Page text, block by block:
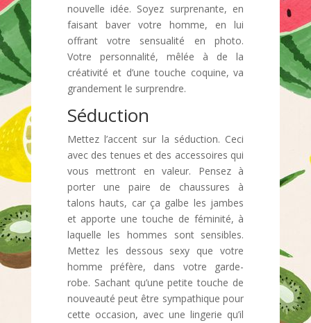
nouvelle idée. Soyez surprenante, en
faisant baver votre homme, en lui
offrant votre sensualité en photo.
Votre personnalité, mêlée à de la
créativité et d’une touche coquine, va
grandement le surprendre.
Séduction
Mettez l’accent sur la séduction. Ceci
avec des tenues et des accessoires qui
vous mettront en valeur. Pensez à
porter une paire de chaussures à
talons hauts, car ça galbe les jambes
et apporte une touche de féminité, à
laquelle les hommes sont sensibles.
Mettez les dessous sexy que votre
homme préfère, dans votre garde-
robe. Sachant qu’une petite touche de
nouveauté peut être sympathique pour
cette occasion, avec une lingerie qu’il